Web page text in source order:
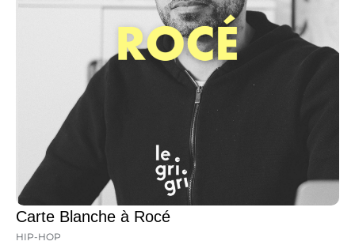
Carte Blanche à Rocé
HIP-HOP